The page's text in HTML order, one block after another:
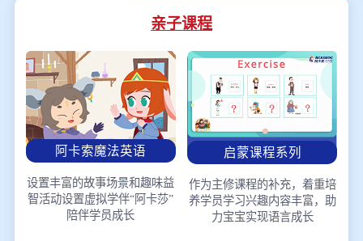
亲子课程
阿卡索魔法英语
设置丰富的故事场景和趣味益
智活动设置虚拟学伴“阿卡莎”
陪伴学员成长
启蒙课程系列
作为主修课程的补充，着重培
养学员学习兴趣内容丰富，助
力宝宝实现语言成长